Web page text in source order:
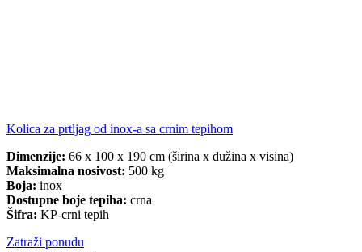
Kolica za prtljag od inox-a sa crnim tepihom
Dimenzije: 66 x 100 x 190 cm (širina x dužina x visina)
Maksimalna nosivost: 500 kg
Boja: inox
Dostupne boje tepiha: crna
Šifra: KP-crni tepih
Zatraži ponudu